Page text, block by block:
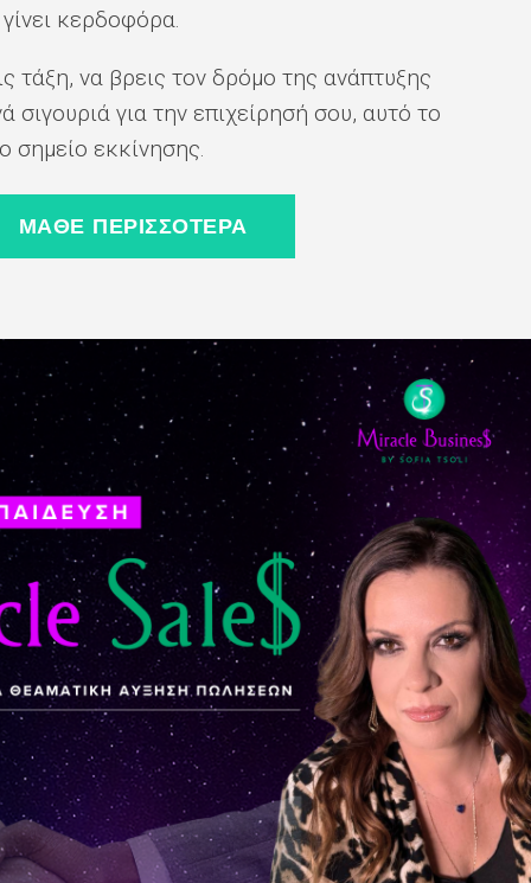
κερδοφόρα.
τάξη, να βρεις τον δρόμο της ανάπτυξης
σιγουριά για την επιχείρησή σου, αυτό το
σημείο εκκίνησης.
ΜΑΘΕ ΠΕΡΙΣΣΟΤΕΡΑ